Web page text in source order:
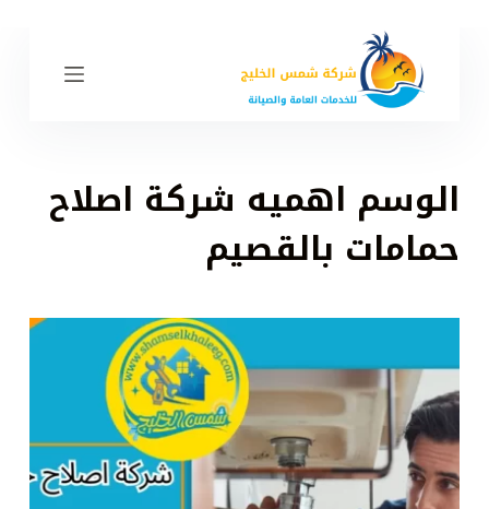
الوسم اهميه شركة اصلاح
حمامات بالقصيم